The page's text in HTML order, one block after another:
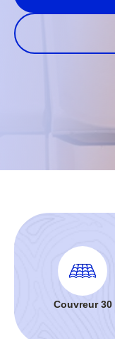
Couvreur 30